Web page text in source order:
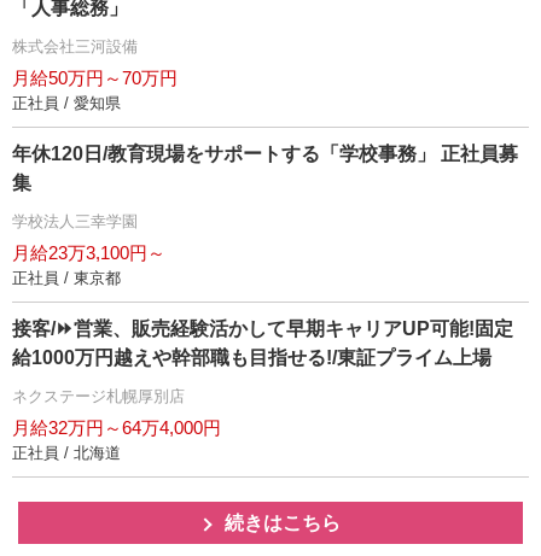
「人事総務」
株式会社三河設備
月給50万円～70万円
正社員 / 愛知県
年休120日/教育現場をサポートする「学校事務」 正社員募
集
学校法人三幸学園
月給23万3,100円～
正社員 / 東京都
接客/⏩️営業、販売経験活かして早期キャリアUP可能!固定
給1000万円越えや幹部職も目指せる!/東証プライム上場
ネクステージ札幌厚別店
月給32万円～64万4,000円
正社員 / 北海道
続きはこちら